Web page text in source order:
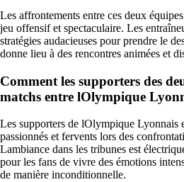
Les affrontements entre ces deux
jeu offensif et spectaculaire. Les
stratégies audacieuses pour prendre le
donne lieu à des rencontres animées et
Comment les supporters des
matchs entre lOlympique
Les supporters de lOlympique Lyonnais
passionnés et fervents lors des
Lambiance dans les tribunes est
pour les fans de vivre des émotions
de manière inconditionnelle.